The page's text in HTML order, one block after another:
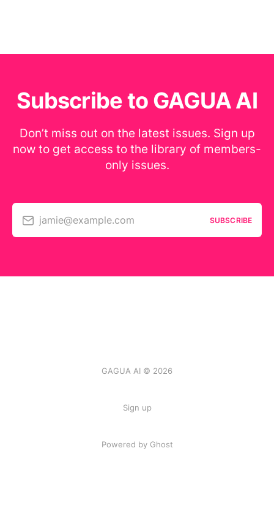
Subscribe to GAGUA AI
Don’t miss out on the latest issues. Sign up
now to get access to the library of members-
only issues.
jamie@example.com SUBSCRIBE
GAGUA AI © 2026
Sign up
Powered by Ghost